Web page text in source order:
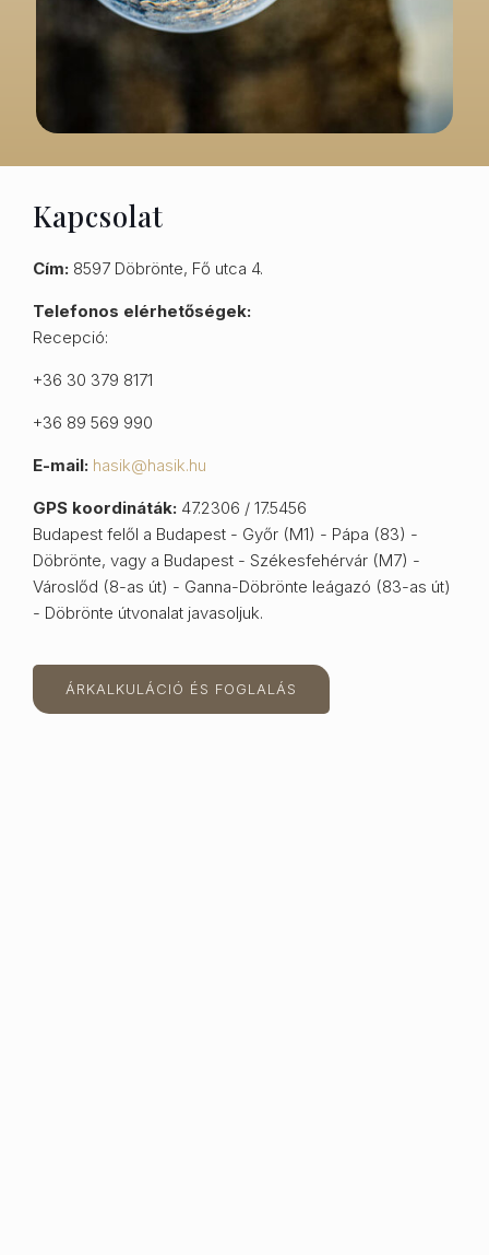
Kapcsolat
Cím: 8597 Döbrönte, Fő utca 4.
Telefonos elérhetőségek:
Recepció:
+36 30 379 8171
+36 89 569 990
E-mail: hasik@hasik.hu
GPS koordináták: 47.2306 / 17.5456
Budapest felől a Budapest - Győr (M1) - Pápa (83) -
Döbrönte, vagy a Budapest - Székesfehérvár (M7) -
Városlőd (8-as út) - Ganna-Döbrönte leágazó (83-as út)
- Döbrönte útvonalat javasoljuk.
ÁRKALKULÁCIÓ ÉS FOGLALÁS